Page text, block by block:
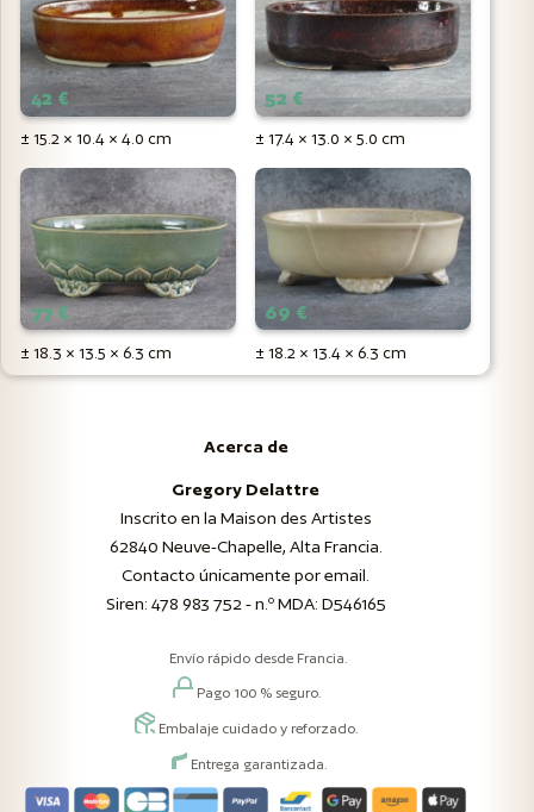
42 €
± 15.2 × 10.4 × 4.0 cm
52 €
± 17.4 × 13.0 × 5.0 cm
77 €
± 18.3 × 13.5 × 6.3 cm
69 €
± 18.2 × 13.4 × 6.3 cm
Acerca de
Gregory Delattre
Inscrito en la Maison des Artistes
62840 Neuve-Chapelle, Alta Francia.
Contacto únicamente por email.
Siren: 478 983 752 - n.º MDA: D546165
Envío rápido desde Francia.
Pago 100 % seguro.
Embalaje cuidado y reforzado.
Entrega garantizada.